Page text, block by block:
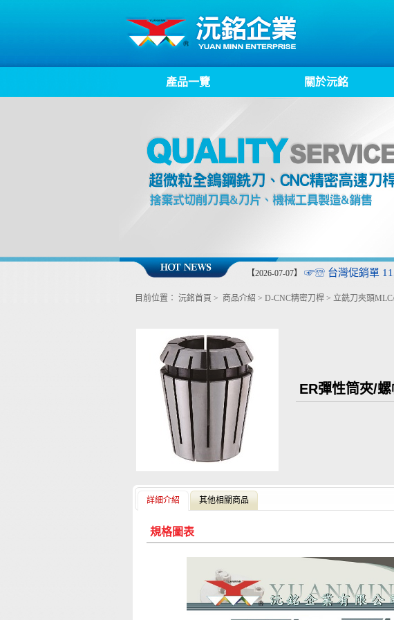
產品一覽 關於沅銘
【2026-07-07】 ☞☏ 台灣促銷單
目前位置： 沅銘首頁 > 商品介紹 > D-CNC精密刀桿 > 立銑刀夾頭
ER彈性筒夾/
詳細介紹 其他相關商品
規格圖表